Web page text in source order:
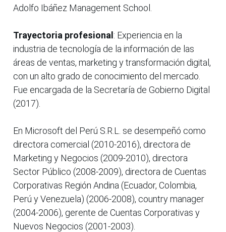
Adolfo Ibáñez Management School.
Trayectoria profesional : Experiencia en la
industria de tecnología de la información de las
áreas de ventas, marketing y transformación digital,
con un alto grado de conocimiento del mercado.
Fue encargada de la Secretaría de Gobierno Digital
(2017).
En Microsoft del Perú S.R.L. se desempeñó como
directora comercial (2010-2016), directora de
Marketing y Negocios (2009-2010), directora
Sector Público (2008-2009), directora de Cuentas
Corporativas Región Andina (Ecuador, Colombia,
Perú y Venezuela) (2006-2008), country manager
(2004-2006), gerente de Cuentas Corporativas y
Nuevos Negocios (2001-2003).